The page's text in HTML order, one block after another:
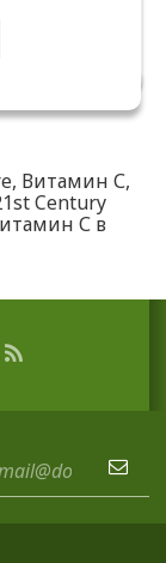
, Витамин С,
Century
С в